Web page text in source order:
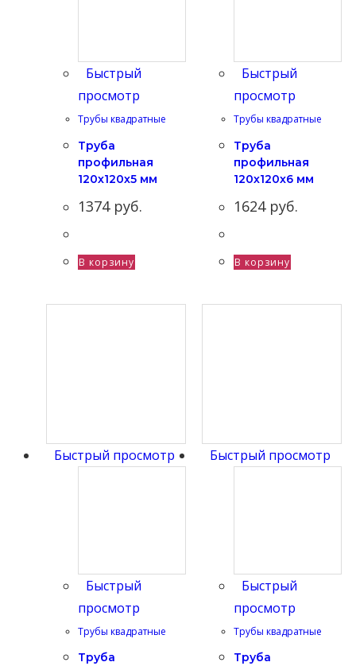
Быстрый
просмотр
Трубы квадратные
Труба
профильная
120х120х5 мм
1374 руб.
В корзину
Быстрый
просмотр
Трубы квадратные
Труба
профильная
120х120х6 мм
1624 руб.
В корзину
Быстрый просмотр
Быстрый
просмотр
Трубы квадратные
Труба
Быстрый просмотр
Быстрый
просмотр
Трубы квадратные
Труба